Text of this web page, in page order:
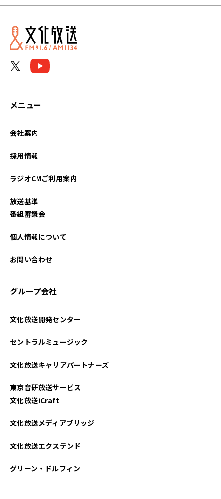
メニュー
会社案内
採用情報
ラジオCMご利用案内
放送基準
番組審議会
個人情報について
お問い合わせ
グループ会社
文化放送開発センター
セントラルミュージック
文化放送キャリアパートナーズ
東京音研放送サービス
文化放送iCraft
文化放送メディアブリッジ
文化放送エクステンド
グリーン・ドルフィン